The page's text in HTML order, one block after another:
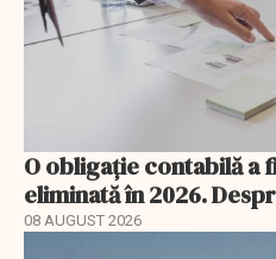
O obligație contabilă a
eliminată în 2026.
08 AUGUST 2026